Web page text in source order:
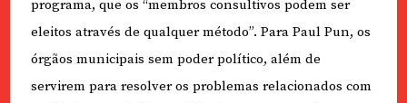
programa, que os “membros consultivos podem ser
eleitos através de qualquer método”. Para Paul Pun, os
órgãos municipais sem poder político, além de
servirem para resolver os problemas relacionados com